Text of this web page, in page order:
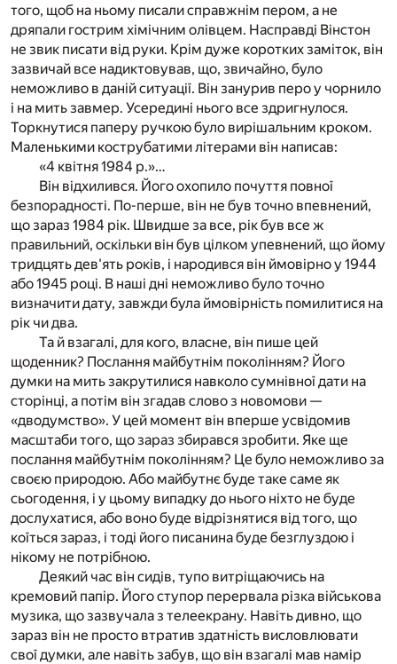
того, щоб на ньому писали справжнім пером, а не
дряпали гострим хімічним олівцем. Насправді Вінстон
не звик писати від руки. Крім дуже коротких заміток, він
зазвичай все надиктовував, що, звичайно, було
неможливо в даній ситуації. Він занурив перо у чорнило
і на мить завмер. Усередині нього все здригнулося.
Торкнутися паперу ручкою було вирішальним кроком.
Маленькими кострубатими літерами він написав:
«4 квітня 1984 р.»…
Він відхилився. Його охопило почуття повної
безпорадності. По-перше, він не був точно впевнений,
що зараз 1984 рік. Швидше за все, рік був все ж
правильний, оскільки він був цілком упевнений, що йому
тридцять дев'ять років, і народився він ймовірно у 1944
або 1945 році. В наші дні неможливо було точно
визначити дату, завжди була ймовірність помилитися на
рік чи два.
Та й взагалі, для кого, власне, він пише цей
щоденник? Послання майбутнім поколінням? Його
думки на мить закрутилися навколо сумнівної дати на
сторінці, а потім він згадав слово з новомови —
«дводумство». У цей момент він вперше усвідомив
масштаби того, що зараз збирався зробити. Яке ще
послання майбутнім поколінням? Це було неможливо за
своєю природою. Або майбутнє буде таке саме як
сьогодення, і у цьому випадку до нього ніхто не буде
дослухатися, або воно буде відрізнятися від того, що
коїться зараз, і тоді його писанина буде безглуздою і
нікому не потрібною.
Деякий час він сидів, тупо витріщаючись на
кремовий папір. Його ступор перервала різка військова
музика, що зазвучала з телеекрану. Навіть дивно, що
зараз він не просто втратив здатність висловлювати
свої думки, але навіть забув, що він взагалі мав намір